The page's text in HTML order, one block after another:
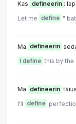
Kas defineerin :
Let me define "
Ma defineerin
I define this by the
Ma defineerin
I'll define